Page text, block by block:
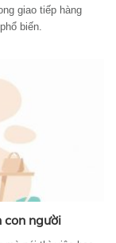
giao tiếp hàng
biến.
con người